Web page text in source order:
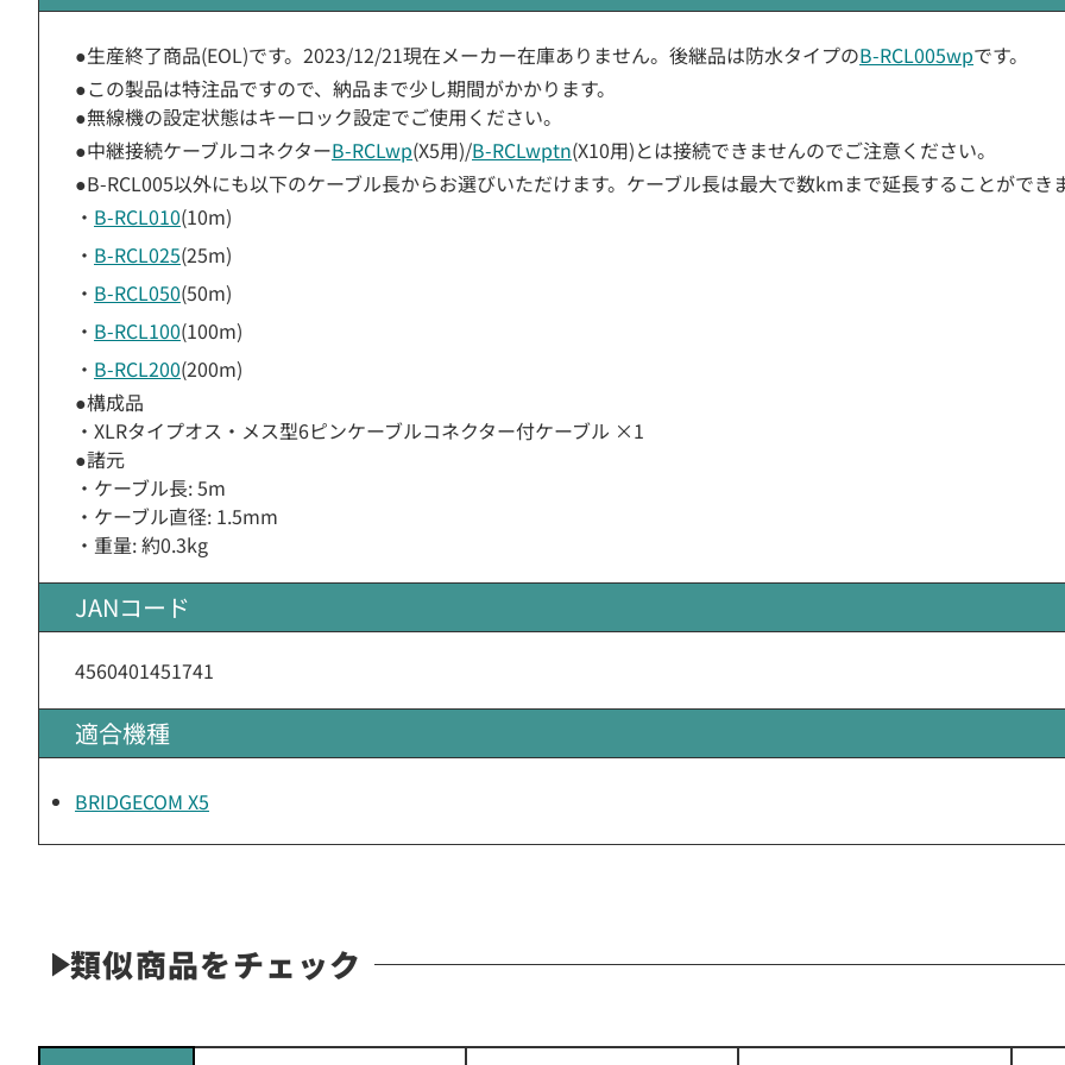
●生産終了商品(EOL)です。2023/12/21現在メーカー在庫ありません。後継品は防水タイプのB-RCL005wpです。
●この製品は特注品ですので、納品まで少し期間がかかります。
●無線機の設定状態はキーロック設定でご使用ください。
●中継接続ケーブルコネクターB-RCLwp(X5用)/B-RCLwptn(X10用)とは接続できませんのでご注意ください。
●B-RCL005以外にも以下のケーブル長からお選びいただけます。ケーブル長は最大で数kmまで延長することができ
・ B-RCL010(10m)
・ B-RCL025(25m)
・ B-RCL050(50m)
・ B-RCL100(100m)
・ B-RCL200(200m)
●構成品
・XLRタイプオス・メス型6ピンケーブルコネクター付ケーブル ×1
●諸元
・ケーブル長: 5m
・ケーブル直径: 1.5mm
・重量: 約0.3kg
JANコード
4560401451741
適合機種
BRIDGECOM X5
類似商品をチェック